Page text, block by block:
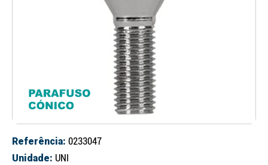
Referência: 0233047
Unidade: UNI